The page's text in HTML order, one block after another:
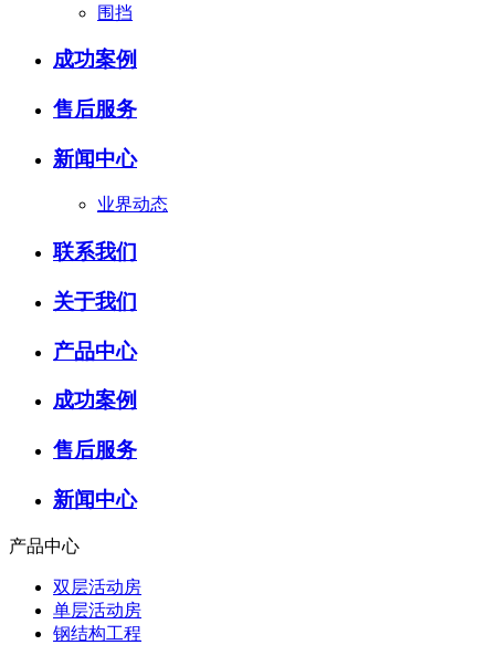
围挡
成功案例
售后服务
新闻中心
业界动态
联系我们
关于我们
产品中心
成功案例
售后服务
新闻中心
产品中心
双层活动房
单层活动房
钢结构工程